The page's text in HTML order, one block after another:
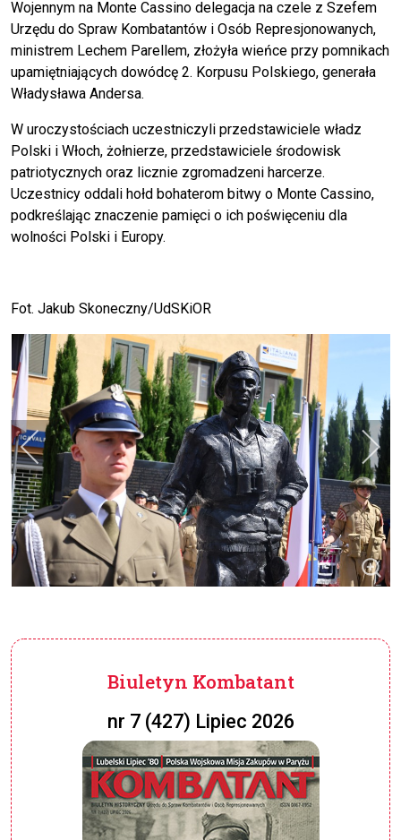
Wojennym na Monte Cassino delegacja na czele z Szefem
Urzędu do Spraw Kombatantów i Osób Represjonowanych,
ministrem Lechem Parellem, złożyła wieńce przy pomnikach
upamiętniających dowódcę 2. Korpusu Polskiego, generała
Władysława Andersa.
W uroczystościach uczestniczyli przedstawiciele władz
Polski i Włoch, żołnierze, przedstawiciele środowisk
patriotycznych oraz licznie zgromadzeni harcerze.
Uczestnicy oddali hołd bohaterom bitwy o Monte Cassino,
podkreślając znaczenie pamięci o ich poświęceniu dla
wolności Polski i Europy.
Fot. Jakub Skoneczny/UdSKiOR
Biuletyn Kombatant
nr 7 (427) Lipiec 2026